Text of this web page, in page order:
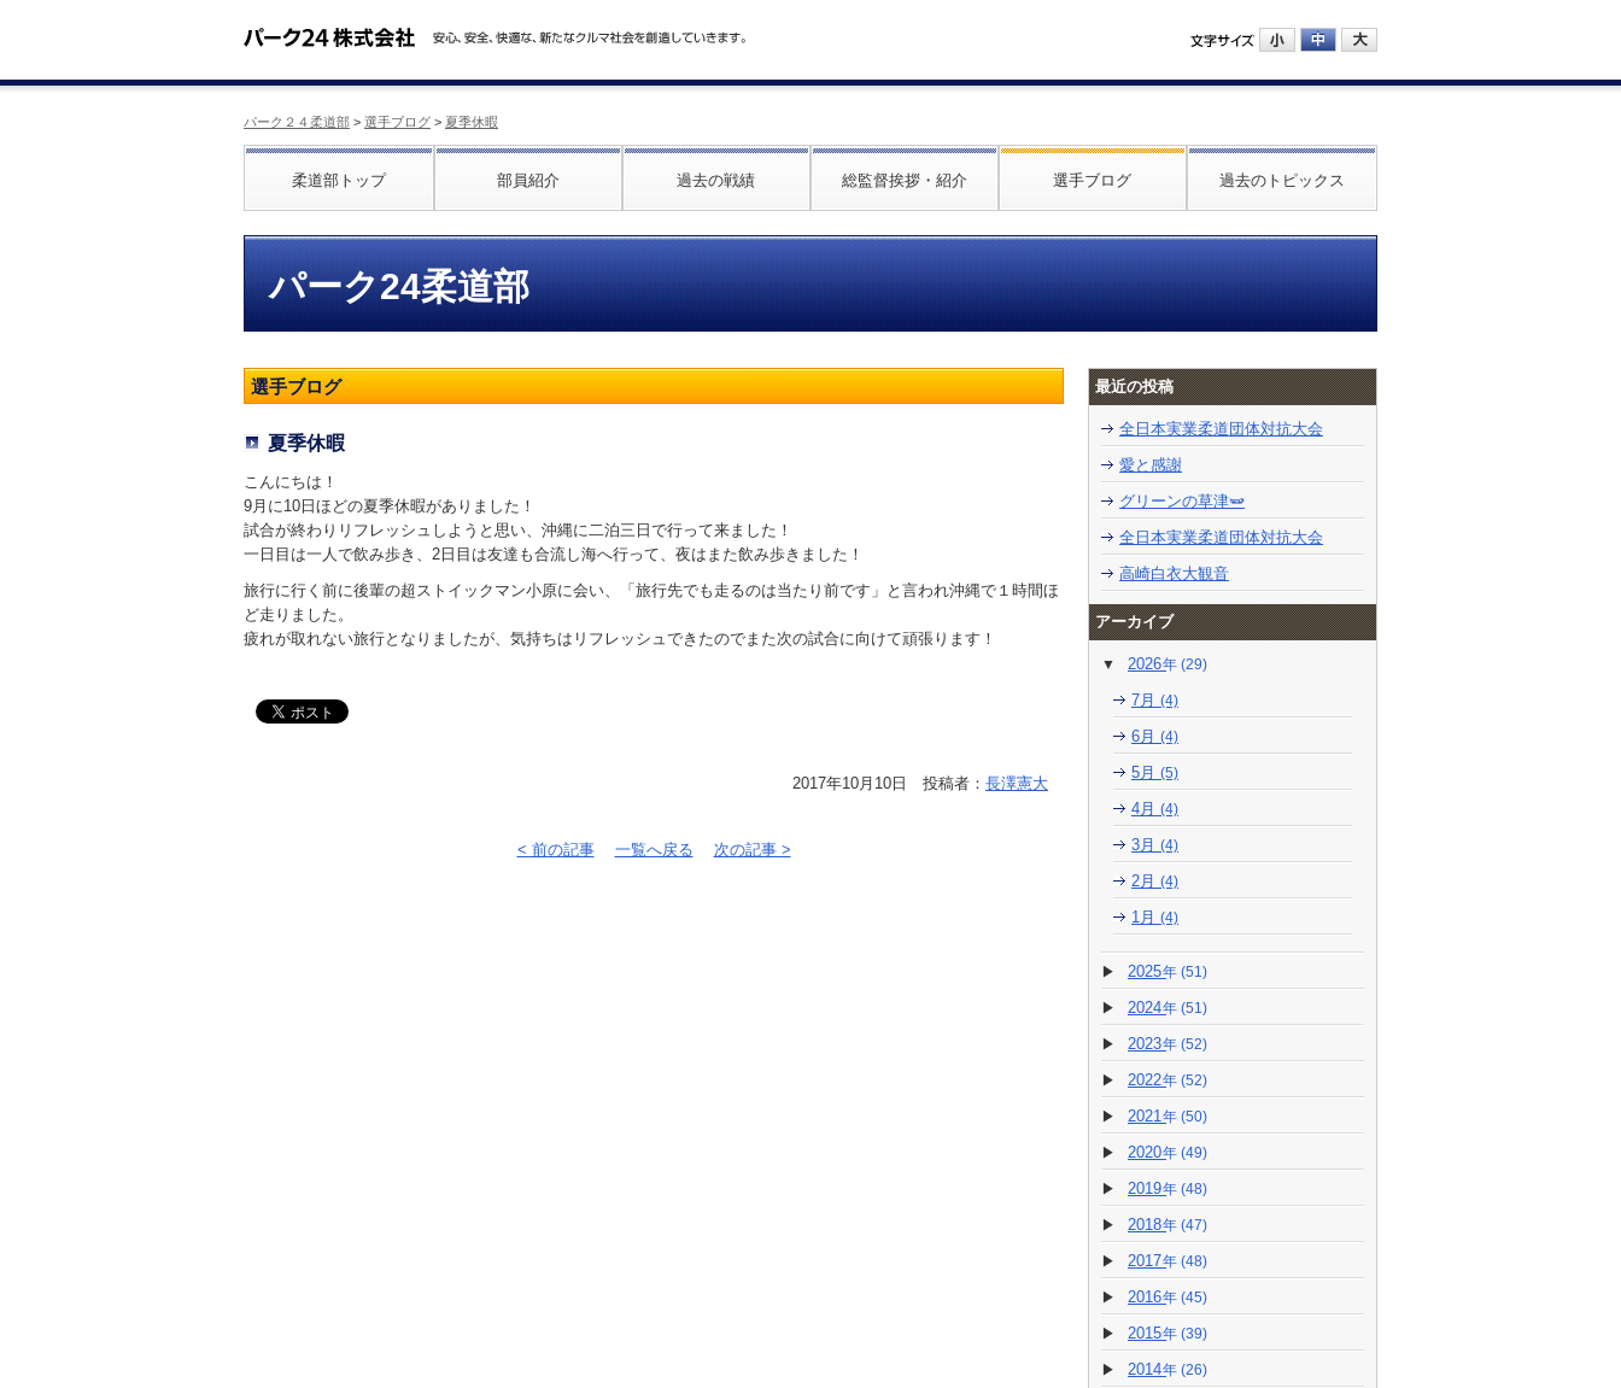
パーク２４柔道部 > 選手ブログ > 夏季休暇
柔道部トップ 部員紹介 過去の戦績 総監督挨拶・紹介 選手ブログ 過去のトピックス
パーク24柔道部
選手ブログ
夏季休暇
こんにちは！
9月に10日ほどの夏季休暇がありました！
試合が終わりリフレッシュしようと思い、沖縄に二泊三日で行って来ました！
一日目は一人で飲み歩き、2日目は友達も合流し海へ行って、夜はまた飲み歩きました！
旅行に行く前に後輩の超ストイックマン小原に会い、「旅行先でも走るのは当たり前です」と言われ沖縄で１時間ほ
ど走りました。
疲れが取れない旅行となりましたが、気持ちはリフレッシュできたのでまた次の試合に向けて頑張ります！
2017年10月10日 投稿者： 長澤憲大
< 前の記事 一覧へ戻る 次の記事 >
最近の投稿
全日本実業柔道団体対抗大会
愛と感謝
グリーンの草津🫛
全日本実業柔道団体対抗大会
高崎白衣大観音
アーカイブ
2026 (29)
7月(4)
6月(4)
5月(5)
4月(4)
3月(4)
2月(4)
1月(4)
2025 (51)
2024 (51)
2023 (52)
2022 (52)
2021 (50)
2020 (49)
2019 (48)
2018 (47)
2017 (48)
2016 (45)
2015 (39)
2014 (26)